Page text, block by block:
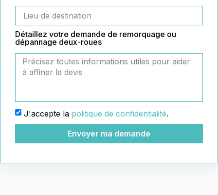
Détaillez votre demande de remorquage ou
dépannage deux-roues
J'accepte la politique de confidentialité.
Envoyer ma demande